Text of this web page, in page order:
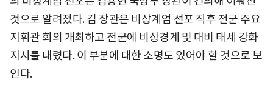
것으로 알려졌다. 김 장관은 비상계엄 선포 직후 전군 주요
지휘관 회의 개최하고 전군에 비상경계 및 대비 태세 강화
지시를 내렸다. 이 부분에 대한 소명도 있어야 할 것으로 보
인다.